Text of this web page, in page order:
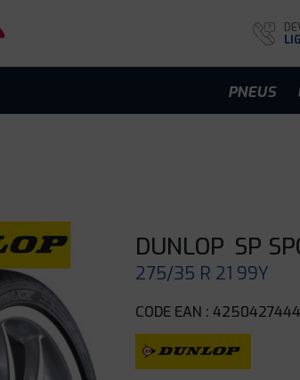
PNEUS
DUNLOP SP
275/35 R 21 99Y
CODE EAN :